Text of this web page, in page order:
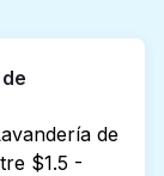
de
$1.5 -